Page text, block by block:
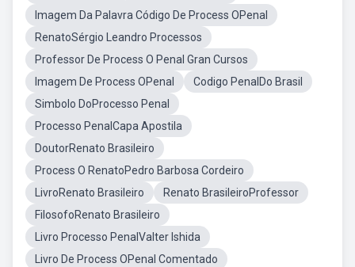
Imagem Da Palavra Código De Process OPenal
RenatoSérgio Leandro Processos
Professor De Process O Penal Gran Cursos
Imagem De Process OPenal
Codigo PenalDo Brasil
Simbolo DoProcesso Penal
Processo PenalCapa Apostila
DoutorRenato Brasileiro
Process O RenatoPedro Barbosa Cordeiro
LivroRenato Brasileiro
Renato BrasileiroProfessor
FilosofoRenato Brasileiro
Livro Processo PenalValter Ishida
Livro De Process OPenal Comentado